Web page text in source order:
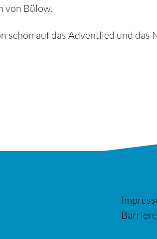
von Bülow.
auf das Adventlied und das